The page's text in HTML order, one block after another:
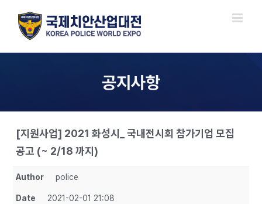
content
공지사항
[지원사업] 2021 화성시_ 국내전시회 참가기업 모집
공고 (~ 2/18 까지)
Author police
Date 2021-02-01 21:08